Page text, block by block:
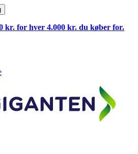
kr. for hver 4.000 kr. du køber for.